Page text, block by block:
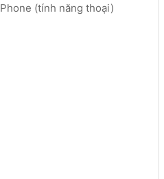
Phone (tính năng thoại)